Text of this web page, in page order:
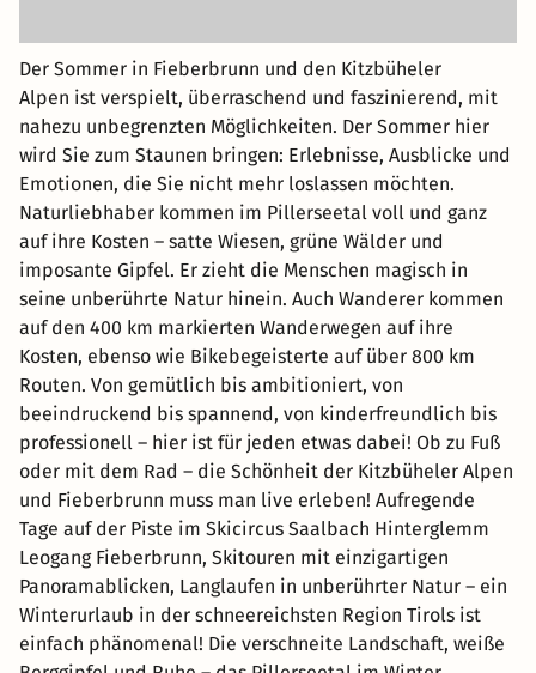
Der Sommer in Fieberbrunn und den Kitzbüheler
Alpen ist verspielt, überraschend und faszinierend, mit
nahezu unbegrenzten Möglichkeiten. Der Sommer hier
wird Sie zum Staunen bringen: Erlebnisse, Ausblicke und
Emotionen, die Sie nicht mehr loslassen möchten.
Naturliebhaber kommen im Pillerseetal voll und ganz
auf ihre Kosten – satte Wiesen, grüne Wälder und
imposante Gipfel. Er zieht die Menschen magisch in
seine unberührte Natur hinein. Auch Wanderer kommen
auf den 400 km markierten Wanderwegen auf ihre
Kosten, ebenso wie Bikebegeisterte auf über 800 km
Routen. Von gemütlich bis ambitioniert, von
beeindruckend bis spannend, von kinderfreundlich bis
professionell – hier ist für jeden etwas dabei! Ob zu Fuß
oder mit dem Rad – die Schönheit der Kitzbüheler Alpen
und Fieberbrunn muss man live erleben! Aufregende
Tage auf der Piste im Skicircus Saalbach Hinterglemm
Leogang Fieberbrunn, Skitouren mit einzigartigen
Panoramablicken, Langlaufen in unberührter Natur – ein
Winterurlaub in der schneereichsten Region Tirols ist
einfach phänomenal! Die verschneite Landschaft, weiße